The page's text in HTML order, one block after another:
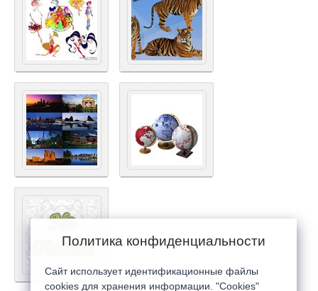
Политика конфиденциальности
Сайт использует идентификационные файлы
cookies для хранения информации. "Cookies"